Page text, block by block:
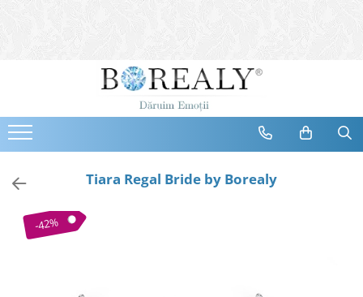
Bijuterii
Cercei
Bratari
Coliere
Brose
Tiare
Tiara Regal Bride by Borealy
-42%